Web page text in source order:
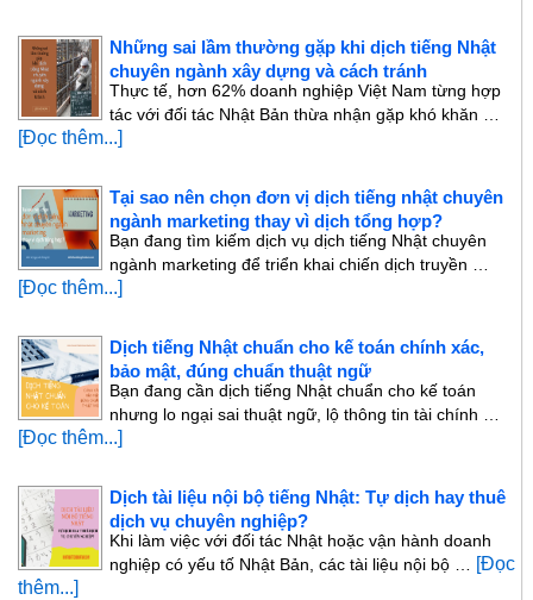
Những sai lầm thường gặp khi dịch tiếng Nhật
chuyên ngành xây dựng và cách tránh
Thực tế, hơn 62% doanh nghiệp Việt Nam từng hợp
tác với đối tác Nhật Bản thừa nhận gặp khó khăn …
[Đọc thêm...]
Tại sao nên chọn đơn vị dịch tiếng nhật chuyên
ngành marketing thay vì dịch tổng hợp?
Bạn đang tìm kiếm dịch vụ dịch tiếng Nhật chuyên
ngành marketing để triển khai chiến dịch truyền …
[Đọc thêm...]
Dịch tiếng Nhật chuẩn cho kế toán chính xác,
bảo mật, đúng chuẩn thuật ngữ
Bạn đang cần dịch tiếng Nhật chuẩn cho kế toán
nhưng lo ngại sai thuật ngữ, lộ thông tin tài chính …
[Đọc thêm...]
Dịch tài liệu nội bộ tiếng Nhật: Tự dịch hay thuê
dịch vụ chuyên nghiệp?
Khi làm việc với đối tác Nhật hoặc vận hành doanh
nghiệp có yếu tố Nhật Bản, các tài liệu nội bộ … [Đọc
thêm...]